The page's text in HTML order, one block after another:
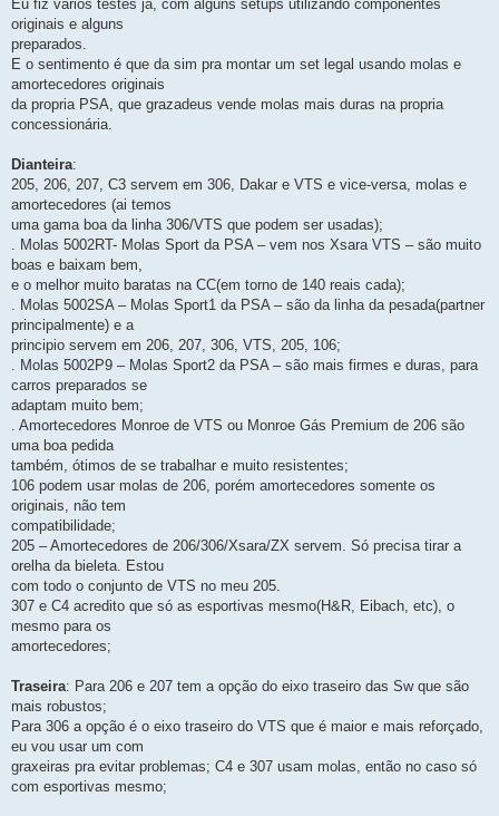
Eu fiz varios testes já, com alguns setups utilizando componentes
originais e alguns
preparados.
E o sentimento é que da sim pra montar um set legal usando molas e
amortecedores originais
da propria PSA, que grazadeus vende molas mais duras na propria
concessionária.
Dianteira:
205, 206, 207, C3 servem em 306, Dakar e VTS e vice-versa, molas e
amortecedores (ai temos
uma gama boa da linha 306/VTS que podem ser usadas);
. Molas 5002RT- Molas Sport da PSA – vem nos Xsara VTS – são muito
boas e baixam bem,
e o melhor muito baratas na CC(em torno de 140 reais cada);
. Molas 5002SA – Molas Sport1 da PSA – são da linha da pesada(partner
principalmente) e a
principio servem em 206, 207, 306, VTS, 205, 106;
. Molas 5002P9 – Molas Sport2 da PSA – são mais firmes e duras, para
carros preparados se
adaptam muito bem;
. Amortecedores Monroe de VTS ou Monroe Gás Premium de 206 são
uma boa pedida
também, ótimos de se trabalhar e muito resistentes;
106 podem usar molas de 206, porém amortecedores somente os
originais, não tem
compatibilidade;
205 – Amortecedores de 206/306/Xsara/ZX servem. Só precisa tirar a
orelha da bieleta. Estou
com todo o conjunto de VTS no meu 205.
307 e C4 acredito que só as esportivas mesmo(H&R, Eibach, etc), o
mesmo para os
amortecedores;
Traseira: Para 206 e 207 tem a opção do eixo traseiro das Sw que são
mais robustos;
Para 306 a opção é o eixo traseiro do VTS que é maior e mais reforçado,
eu vou usar um com
graxeiras pra evitar problemas; C4 e 307 usam molas, então no caso só
com esportivas mesmo;